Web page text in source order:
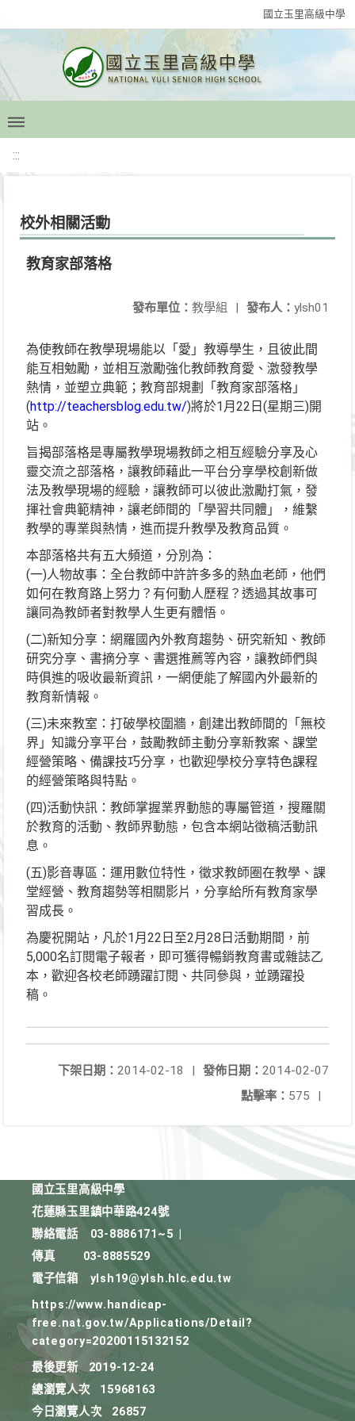
國立玉里高級中學
:::
校外相關活動
教育家部落格
發布人： ylsh01
發布單位： 教學組 |
為使教師在教學現場能以「愛」教導學生，且彼此間
能互相勉勵，並相互激勵強化教師教育愛、激發教學
熱情，並塑立典範；教育部規劃「教育家部落格」
(http://teachersblog.edu.tw/)將於1月22日(星期三)開
站。
旨揭部落格是專屬教學現場教師之相互經驗分享及心
靈交流之部落格，讓教師藉此一平台分享學校創新做
法及教學現場的經驗，讓教師可以彼此激勵打氣，發
揮社會典範精神，讓老師間的「學習共同體」，維繫
教學的專業與熱情，進而提升教學及教育品質。
本部落格共有五大頻道，分別為：
(一)人物故事：全台教師中許許多多的熱血老師，他們
如何在教育路上努力？有何動人歷程？透過其故事可
讓同為教師者對教學人生更有體悟。
(二)新知分享：網羅國內外教育趨勢、研究新知、教師
研究分享、書摘分享、書選推薦等內容，讓教師們與
時俱進的吸收最新資訊，一網便能了解國內外最新的
教育新情報。
(三)未來教室：打破學校圍牆，創建出教師間的「無校
界」知識分享平台，鼓勵教師主動分享新教案、課堂
經營策略、備課技巧分享，也歡迎學校分享特色課程
的經營策略與特點。
(四)活動快訊：教師掌握業界動態的專屬管道，搜羅關
於教育的活動、教師界動態，包含本網站徵稿活動訊
息。
(五)影音專區：運用數位特性，徵求教師圈在教學、課
堂經營、教育趨勢等相關影片，分享給所有教育家學
習成長。
為慶祝開站，凡於1月22日至2月28日活動期間，前
5,000名訂閱電子報者，即可獲得暢銷教育書或雜誌乙
本，歡迎各校老師踴躍訂閱、共同參與，並踴躍投
稿。
發佈日期： 2014-02-07
下架日期： 2014-02-18
|
點擊率： 575 |
國立玉里高級中學
花蓮縣玉里鎮中華路424號
聯絡電話
03-8886171~5
傳真
03-8885529
電子信箱
ylsh19@ylsh.hlc.edu.tw
https://www.handicap-
free.nat.gov.tw/Applications/Detail?
category=20200115132152
最後更新
2019-12-24
總瀏覽人次
15968163
今日瀏覽人次
26857